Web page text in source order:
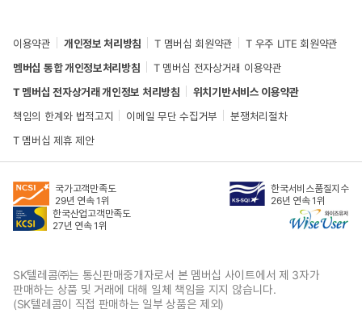
이용약관 개인정보 처리방침 T 멤버십 회원약관
T 우주 LITE 회원약관
멤버십 통합 개인정보처리방침
T 멤버십 전자상거래 이용약관
T 멤버십 전자상거래 개인정보 처리방침
위치기반서비스 이용약관
책임의 한계와 법적고지
이메일 무단 수집거부
분쟁처리절차
T 멤버십 제휴 제안
국가고객만족도
29년 연속 1위
한국서비스품질지수
26년 연속 1위
한국산업고객만족도
27년 연속 1위
와이즈유저
SK텔레콤㈜는 통신판매중개자로서 본 멤버십 사이트에서 제 3자가
판매하는 상품 및 거래에 대해 일체 책임을 지지 않습니다.
(SK텔레콤이 직접 판매하는 일부 상품은 제외)